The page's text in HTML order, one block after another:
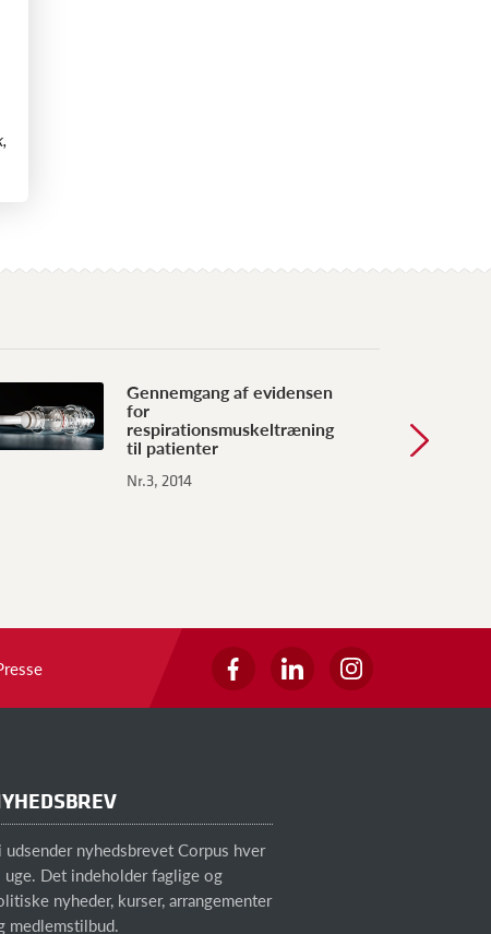
Gennemgang af evidensen
for
respirationsmuskeltræning
til patienter
Nr.3, 2014
udsender nyhedsbrevet Corpus hver
uge. Det indeholder faglige og
nyheder, kurser, arrangementer
medlemstilbud.